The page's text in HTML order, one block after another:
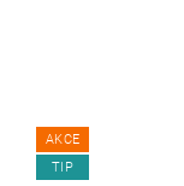
AKCE
TIP